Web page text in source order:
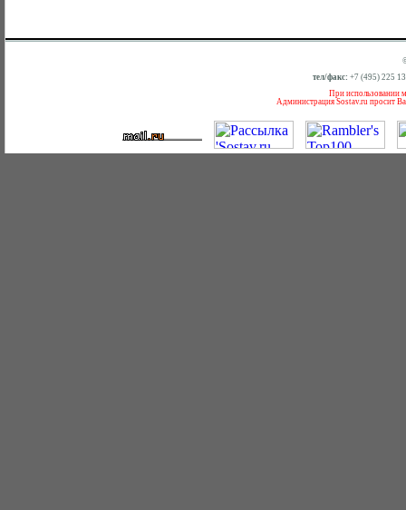
тел/факс: +7 (495) 225
При использовании
Администрация Sostav.ru просит